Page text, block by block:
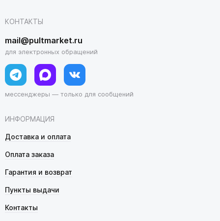
ИНФОРМАЦИЯ
Доставка и оплата
Оплата заказа
Гарантия и возврат
Пункты выдачи
Контакты
КОНТАКТЫ
mail@pultmarket.ru
для электронных обращений
мессенджеры — только для сообщений